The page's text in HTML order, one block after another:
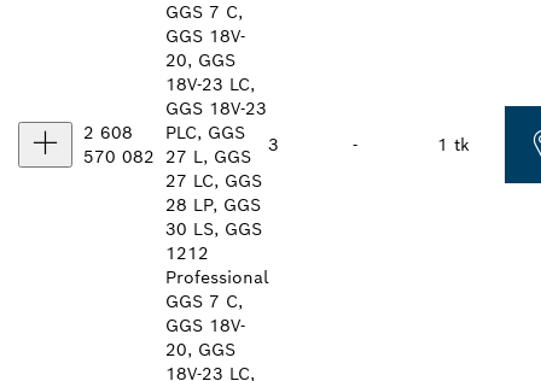
2 608
570 082
GGS 7 C,
GGS 18V-
20, GGS
18V-23 LC,
GGS 18V-23
PLC, GGS
27 L, GGS
27 LC, GGS
28 LP, GGS
30 LS, GGS
1212
Professional
3 - 1 tk
GGS 7 C,
GGS 18V-
20, GGS
18V-23 LC,